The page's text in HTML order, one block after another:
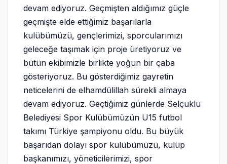
devam ediyoruz. Geçmişten aldığımız güçle
geçmişte elde ettiğimiz başarılarla
kulübümüzü, gençlerimizi, sporcularımızı
geleceğe taşımak için proje üretiyoruz ve
bütün ekibimizle birlikte yoğun bir çaba
gösteriyoruz. Bu gösterdiğimiz gayretin
neticelerini de elhamdülillah sürekli almaya
devam ediyoruz. Geçtiğimiz günlerde Selçuklu
Belediyesi Spor Kulübümüzün U15 futbol
takımı Türkiye şampiyonu oldu. Bu büyük
başarıdan dolayı spor kulübümüzü, kulüp
başkanımızı, yöneticilerimizi, spor